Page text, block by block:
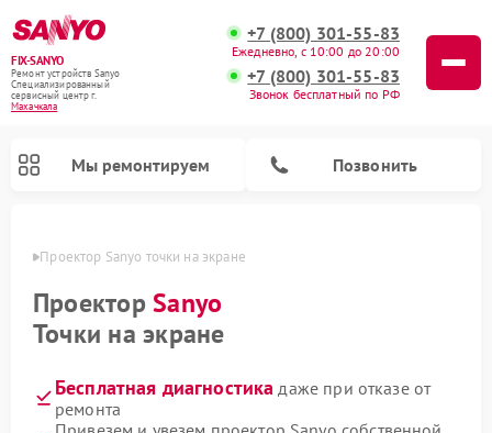
FIX-SANYO
Ремонт устройств Sanyo
Специализированный
cервисный центр г.
Махачкала
+7 (800) 301-55-83
Ежедневно, с 10:00 до 20:00
+7 (800) 301-55-83
Звонок бесплатный по РФ
Мы ремонтируем Позвонить
Проектор Sanyo точки на экране
ПроекторSanyo
Точки на экране
Бесплатная диагностика даже при отказе от
ремонта